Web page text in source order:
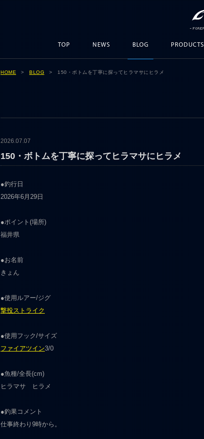
TOP NEWS BLOG PRODUCTS
HOME >BLOG > 150・ボトムを丁寧に探ってヒラマサにヒラメ
2026.07.07
150・ボトムを丁寧に探ってヒラマサにヒラメ
●釣行日
2026年6月29日
●ポイント(場所)
福井県
●お名前
きょん
●使用ルアー/ジグ
撃投ストライク
●使用フック/サイズ
ファイアツイン3/0
●魚種/全長(cm)
ヒラマサ ヒラメ
●釣果コメント
仕事終わり9時から。